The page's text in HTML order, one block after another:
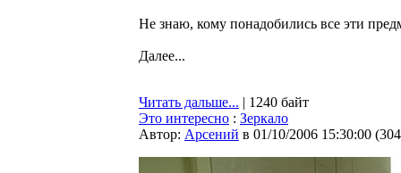
Не знаю, кому понадобились все эти
Далее...
Читать дальше... | 1240 байт
Это интересно : Зеркало
Автор: Арсений в 01/10/2006 15:30:00 (